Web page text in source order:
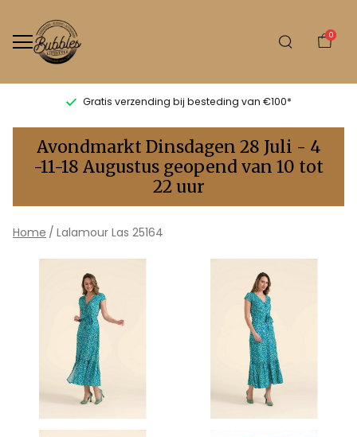
0
Gratis verzending bij besteding van €100*
Lalamour
Las
25164
-
Bubbles
Sluis
Avondmarkt Dinsdagen 28 Juli - 4
-11-18 Augustus geopend van 10 tot
22 uur
Home Lalamour Las 25164